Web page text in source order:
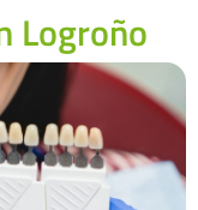
Logroño